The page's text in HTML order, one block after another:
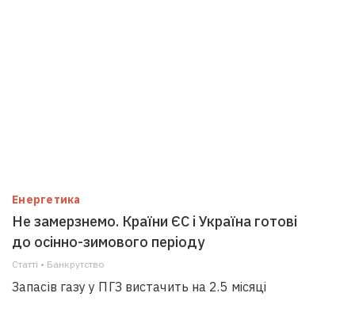
Енергетика
Не замерзнемо. Країни ЄС і Україна готові
до осінно-зимового періоду
Статті • Банкрутство
Запасів газу у ПГЗ вистачить на 2.5 місяці